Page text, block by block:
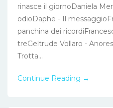
rinasce il giornoDaniela
odioDaphe - Il
panchina dei
treGeltrude Vollaro -
Trotta...
Continue Reading →